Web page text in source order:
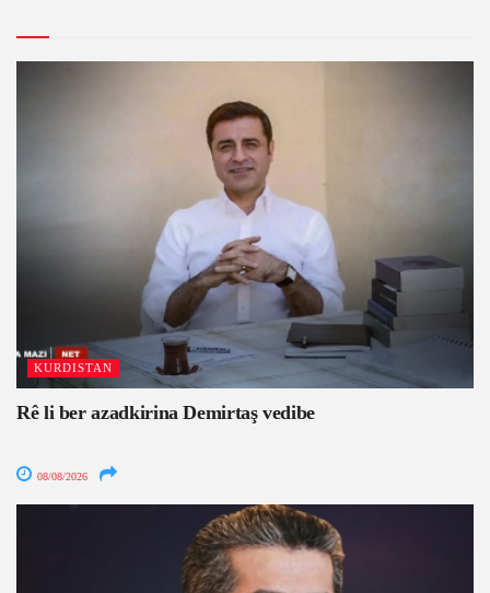
KURDISTAN
Rê li ber azadkirina Demirtaş vedibe
08/08/2026